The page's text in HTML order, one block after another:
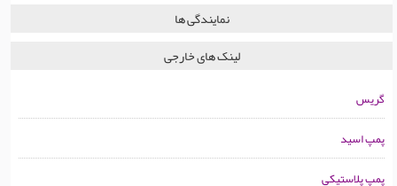
نمایندگی ها
لینک های خارجی
گریس
پمپ اسید
پمپ پلاستیکی